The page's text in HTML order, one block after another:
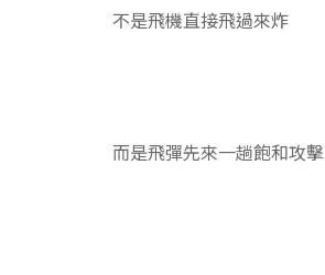
不是飛機直接飛過來炸
而是飛彈先來一趟飽和攻擊